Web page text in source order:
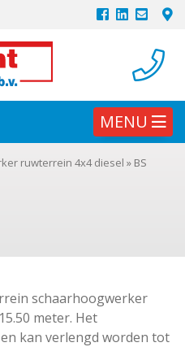
MENU
ruwterrein 4x4 diesel » BS
schaarhoogwerker
meter. Het
kan verlengd worden tot